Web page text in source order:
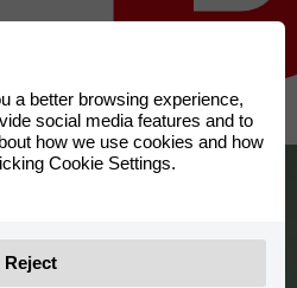
a better browsing experience,
social media features and to
how we use cookies and how
Cookie Settings.
Reject